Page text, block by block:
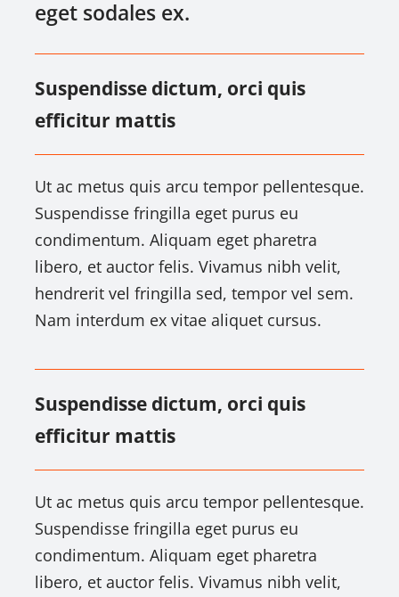
eget sodales ex.
Suspendisse dictum, orci quis
efficitur mattis
Ut ac metus quis arcu tempor pellentesque.
Suspendisse fringilla eget purus eu
condimentum. Aliquam eget pharetra
libero, et auctor felis. Vivamus nibh velit,
hendrerit vel fringilla sed, tempor vel sem.
Nam interdum ex vitae aliquet cursus.
Suspendisse dictum, orci quis
efficitur mattis
Ut ac metus quis arcu tempor pellentesque.
Suspendisse fringilla eget purus eu
condimentum. Aliquam eget pharetra
libero, et auctor felis. Vivamus nibh velit,